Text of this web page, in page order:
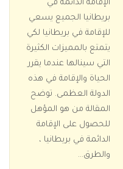
الإقامة الدائمة في
بريطانيا الجميع يسعي
للإقامة في بريطانيا لكي
يتمتع بالمميزات الكثيرة
التي سينالها عندما يقرر
الحياة والإقامة في هذه
الدولة العظمى. توضح
المقالة من هو المؤهل
للحصول على الإقامة
الدائمة في بريطانيا ،
والطرق…